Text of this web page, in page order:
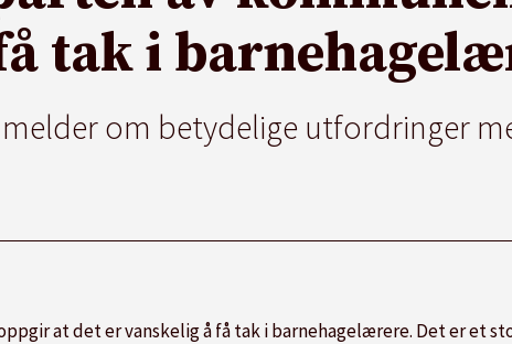
tak i
melder om betydelige utfordringer
at det er vanskelig å få tak i barnehagelærere. Det er et